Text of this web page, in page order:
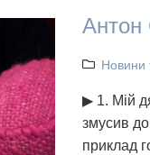
Антон
Новини
▶ 1. Мій
змусив
приклад